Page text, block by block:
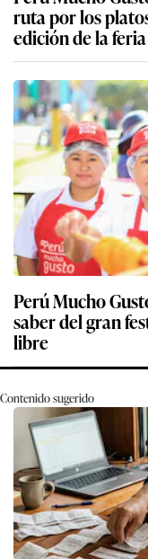
ruta por los
edición de la
Perú Mucho
saber del gran
libre
Contenido sugerido